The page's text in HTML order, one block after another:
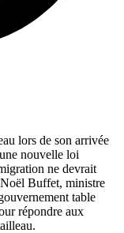
lors de son arrivée
nouvelle loi
ne devrait
Buffet, ministre
table
répondre aux